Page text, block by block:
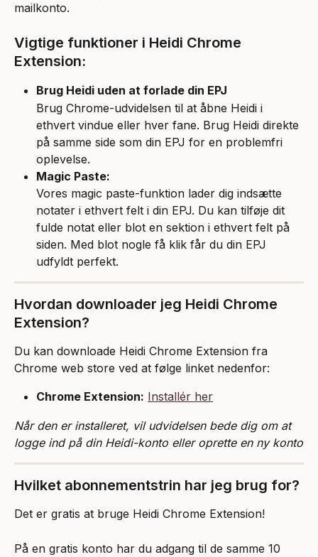
mailkonto.
Vigtige funktioner i Heidi Chrome
Extension:
Brug Heidi uden at forlade din EPJ
Brug Chrome-udvidelsen til at åbne Heidi i
ethvert vindue eller hver fane. Brug Heidi direkte
på samme side som din EPJ for en problemfri
oplevelse.
Magic Paste:
Vores magic paste-funktion lader dig indsætte
notater i ethvert felt i din EPJ. Du kan tilføje dit
fulde notat eller blot en sektion i ethvert felt på
siden. Med blot nogle få klik får du din EPJ
udfyldt perfekt.
Hvordan downloader jeg Heidi Chrome
Extension?
Du kan downloade Heidi Chrome Extension fra
Chrome web store ved at følge linket nedenfor:
Chrome Extension: Installér her
Når den er installeret, vil udvidelsen bede dig om at
logge ind på din Heidi-konto eller oprette en ny konto
Hvilket abonnementstrin har jeg brug for?
Det er gratis at bruge Heidi Chrome Extension!
På en gratis konto har du adgang til de samme 10